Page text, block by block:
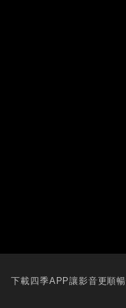
下載四季APP讓影音更順暢